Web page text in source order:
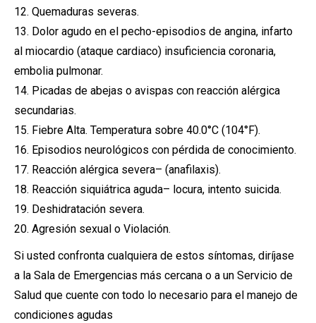
12. Quemaduras severas.
13. Dolor agudo en el pecho-episodios de angina, infarto
al miocardio (ataque cardiaco) insuficiencia coronaria,
embolia pulmonar.
14. Picadas de abejas o avispas con reacción alérgica
secundarias.
15. Fiebre Alta. Temperatura sobre 40.0°C (104°F).
16. Episodios neurológicos con pérdida de conocimiento.
17. Reacción alérgica severa– (anafilaxis).
18. Reacción siquiátrica aguda– locura, intento suicida.
19. Deshidratación severa.
20. Agresión sexual o Violación.
Si usted confronta cualquiera de estos síntomas, diríjase
a la Sala de Emergencias más cercana o a un Servicio de
Salud que cuente con todo lo necesario para el manejo de
condiciones agudas